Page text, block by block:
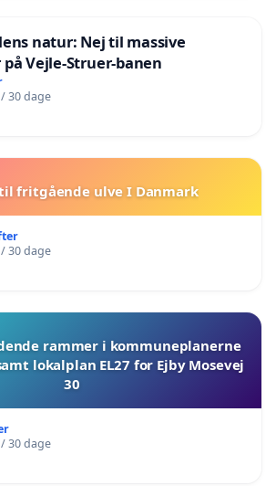
natur: Nej til massive
Vejle-Struer-banen
30 dage
fritgående ulve I Danmark
30 dage
rammer i kommuneplanerne
lokalplan EL27 for Ejby Mosevej
30
30 dage